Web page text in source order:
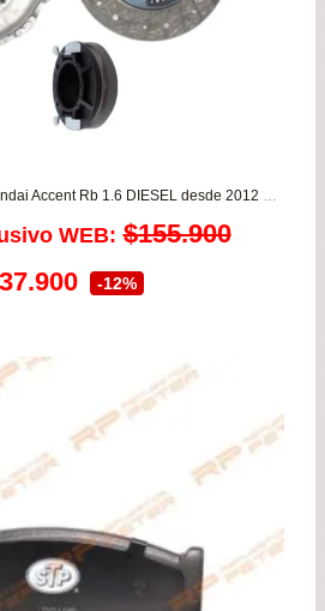
Kit de embrague para Hyundai Accent Rb 1.6 DIESEL desde 2012 a 2022 VALEO
WEB: $155.900
El
es:
-12%